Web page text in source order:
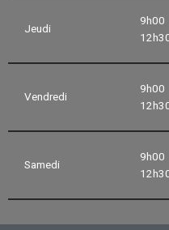
Jeudi
9h00
Vendredi
9h00
Samedi
9h00